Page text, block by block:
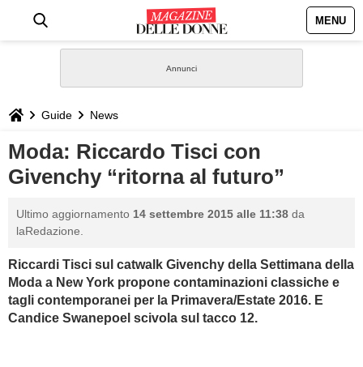
MENU
STILE
BIOGRAFIE
DEFINIZIONI
GASTRONOMIA
CAPELLI
Guide News
Moda: Riccardo Tisci con
Givenchy “ritorna al futuro”
Ultimo aggiornamento 14 settembre 2015 alle 11:38 da
laRedazione.
Riccardi Tisci sul catwalk Givenchy della Settimana della
Moda a New York propone contaminazioni classiche e
tagli contemporanei per la Primavera/Estate 2016. E
Candice Swanepoel scivola sul tacco 12.